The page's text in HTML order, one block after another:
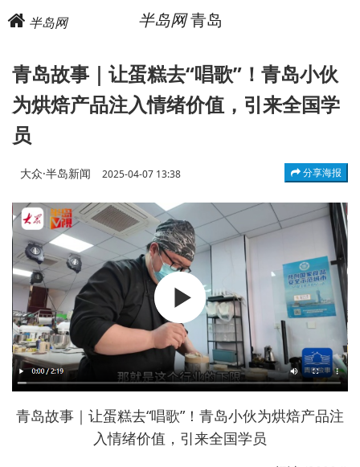
半岛网 半岛网青岛
青岛故事｜让蛋糕去“唱歌”！青岛小伙
为烘焙产品注入情绪价值，引来全国学
员
大众·半岛新闻 2025-04-07 13:38 分享海报
青岛故事｜让蛋糕去“唱歌”！青岛小伙为烘焙产品注
入情绪价值，引来全国学员